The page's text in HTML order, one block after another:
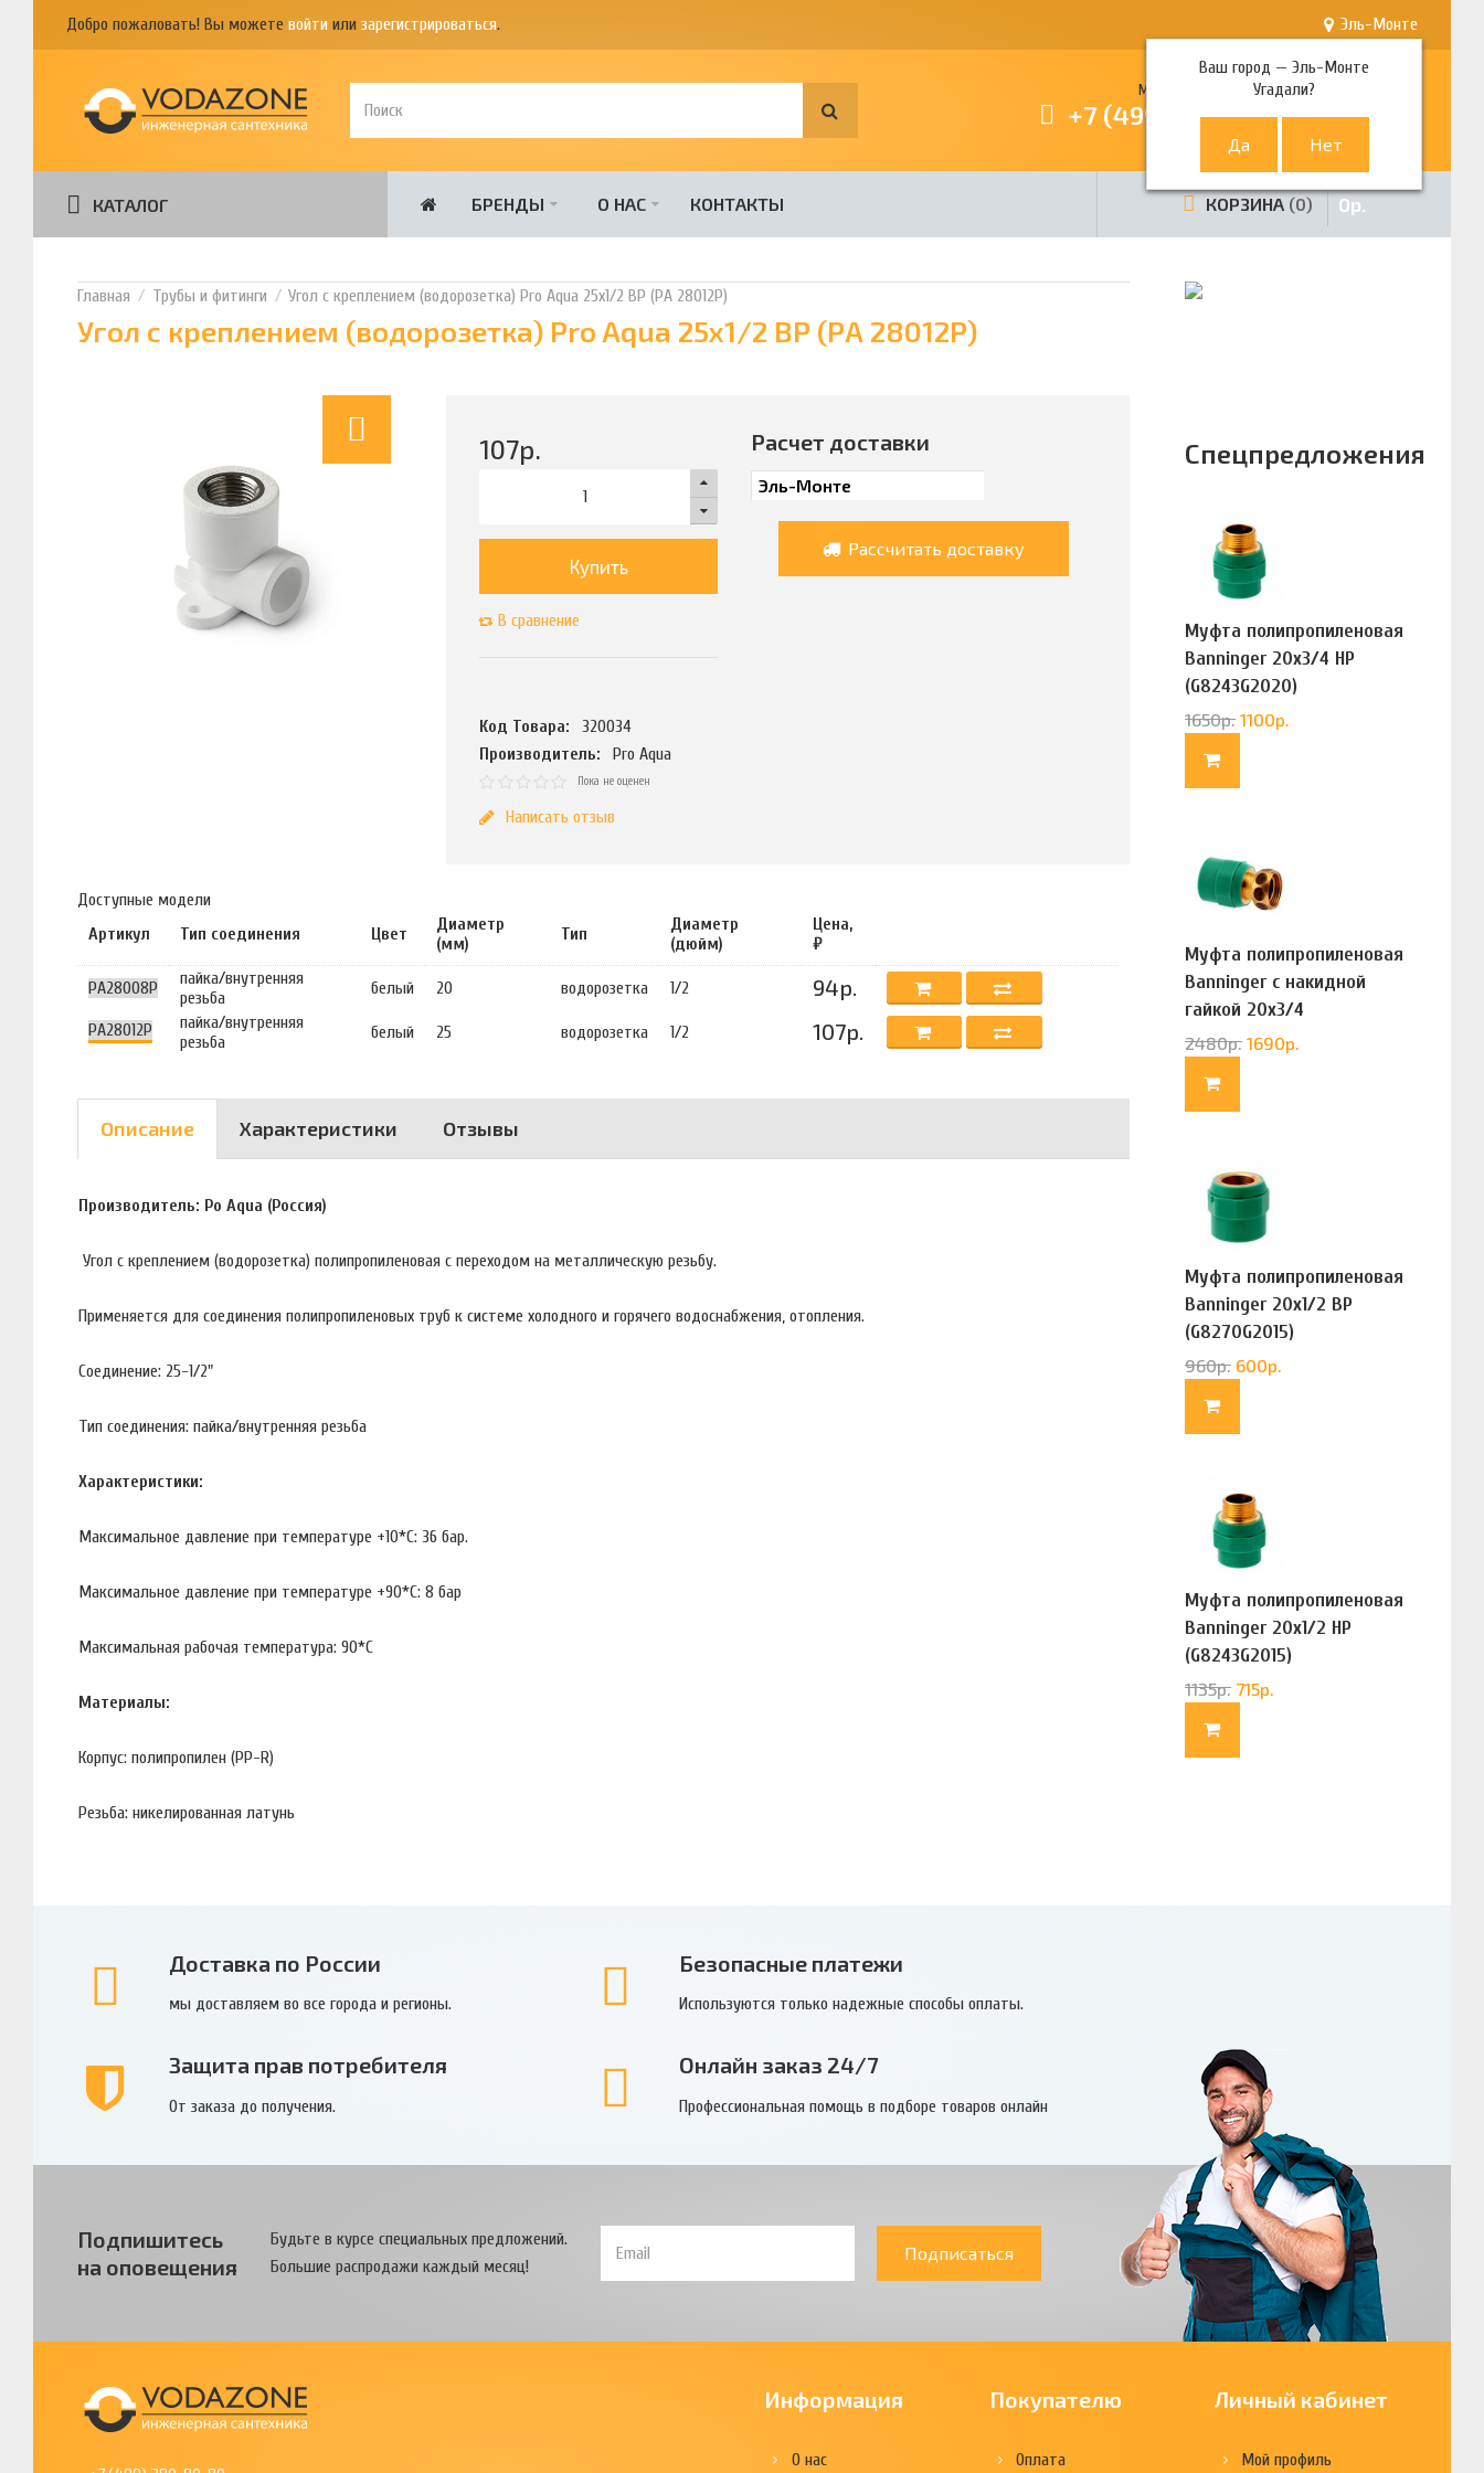
Добро пожаловать! Вы можете войти или зарегистрироваться. Эль-Монте
Ваш город —Эль-Монте
Угадали?
Многоканальный телефон
+7 (499) 380-80-80
КАТАЛОГ БРЕНДЫ О НАС КОНТАКТЫ КОРЗИНА 0 0р.
Трубы и фитинги Угол с креплением (водорозетка) Pro Aqua 25x1/2 ВР (РА 28012Р)
Угол с креплением (водорозетка) Pro Aqua 25x1/2 ВР (РА 28012Р)
107р.
Купить
В сравнение
Код Товара:
320034
Производитель:
Pro Aqua
Пока не оценен
Написать отзыв
Расчет доставки
Рассчитать доставку
Доступные модели
Артикул
Тип соединения Цвет
Диаметр
(мм)
Тип
Диаметр
(дюйм)
Цена,
₽
PA28008P
пайка/внутренняя
резьба
белый 20 водорозетка 1/2 94р.
PA28012P
пайка/внутренняя
резьба
белый 25 водорозетка 1/2 107р.
Описание Характеристики Отзывы
Производитель: Po Aqua (Россия)
Угол с креплением (водорозетка) полипропиленовая с переходом на металлическую резьбу.
Применяется для соединения полипропиленовых труб к системе холодного и горячего водоснабжения, отопления.
Соединение: 25-1/2"
Тип соединения: пайка/внутренняя резьба
Характеристики:
Максимальное давление при температуре +10*С: 36 бар.
Максимальное давление при температуре +90*С: 8 бар
Максимальная рабочая температура: 90*С
Материалы:
Корпус: полипропилен (PP-R)
Резьба: никелированная латунь
Спецпредложения
Муфта полипропиленовая
Banninger 20х3/4 НР
(G8243G2020)
1650р. 1100р.
Муфта полипропиленовая
Banninger с накидной
гайкой 20х3/4
(G83322020)
2480р. 1690р.
Муфта полипропиленовая
Banninger 20х1/2 ВР
(G8270G2015)
960р. 600р.
Муфта полипропиленовая
Banninger 20х1/2 НР
(G8243G2015)
1135р. 715р.
Доставка по России
мы доставляем во все города и регионы.
Безопасные платежи
Используются только надежные способы оплаты.
Защита прав потребителя
От заказа до получения.
Онлайн заказ 24/7
Профессиональная помощь в подборе товаров онлайн
Подпишитесь
на оповещения
Будьте в курсе специальных предложений.
Большие распродажи каждый месяц!
Подписаться
Информация
О нас
Покупателю
Оплата
Личный кабинет
Мой профиль